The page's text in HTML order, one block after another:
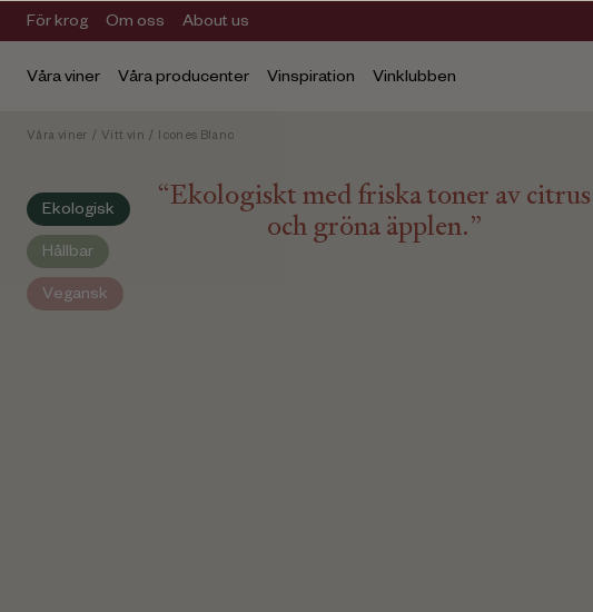
För krog Om oss About us
Våra viner Våra producenter Vinspiration Vinklubben
Ekologisk
Hållbar
Vegansk
Våra viner / Vitt vin / Icones Blanc
“Ekologiskt med friska toner av citrus
och gröna äpplen.”